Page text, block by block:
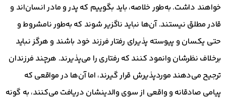
خواهند داشت. به‌طور خلاصه، باید بگوییم که پدر و مادر انسان‌اند و
قادر مطلق نیستند. آن‌ها نباید ناگزیر شوند که به‌طور نامشروط و
حتی یکسان و پیوسته پذیرای رفتار فرزند خود باشند و هرگز نباید
برخلاف نظرشان وانمود کنند که رفتاری را می‌پذیرند. هرچند فرزندان
ترجیح می‌دهند موردپذیرش قرار گیرند، اما آن‌ها در مواقعی که
پیامی صادقانه و واقعی از سوی والدینشان دریافت می‌کنند، به گونه